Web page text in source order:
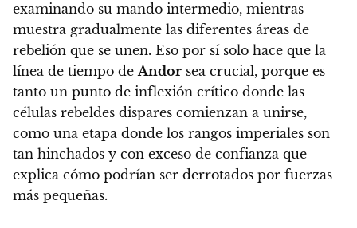
examinando su mando intermedio, mientras
muestra gradualmente las diferentes áreas de
rebelión que se unen. Eso por sí solo hace que la
línea de tiempo deAndor sea crucial, porque es
tanto un punto de inflexión crítico donde las
células rebeldes dispares comienzan a unirse,
como una etapa donde los rangos imperiales son
tan hinchados y con exceso de confianza que
explica cómo podrían ser derrotados por fuerzas
más pequeñas.